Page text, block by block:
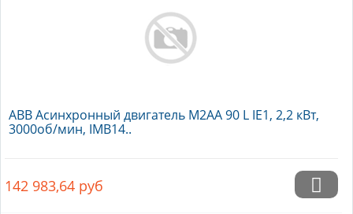
ABB Асинхронный двигатель M2AA 90 L IE1, 2,2 кВт,
3000об/мин, IMB14..
142 983,64 руб